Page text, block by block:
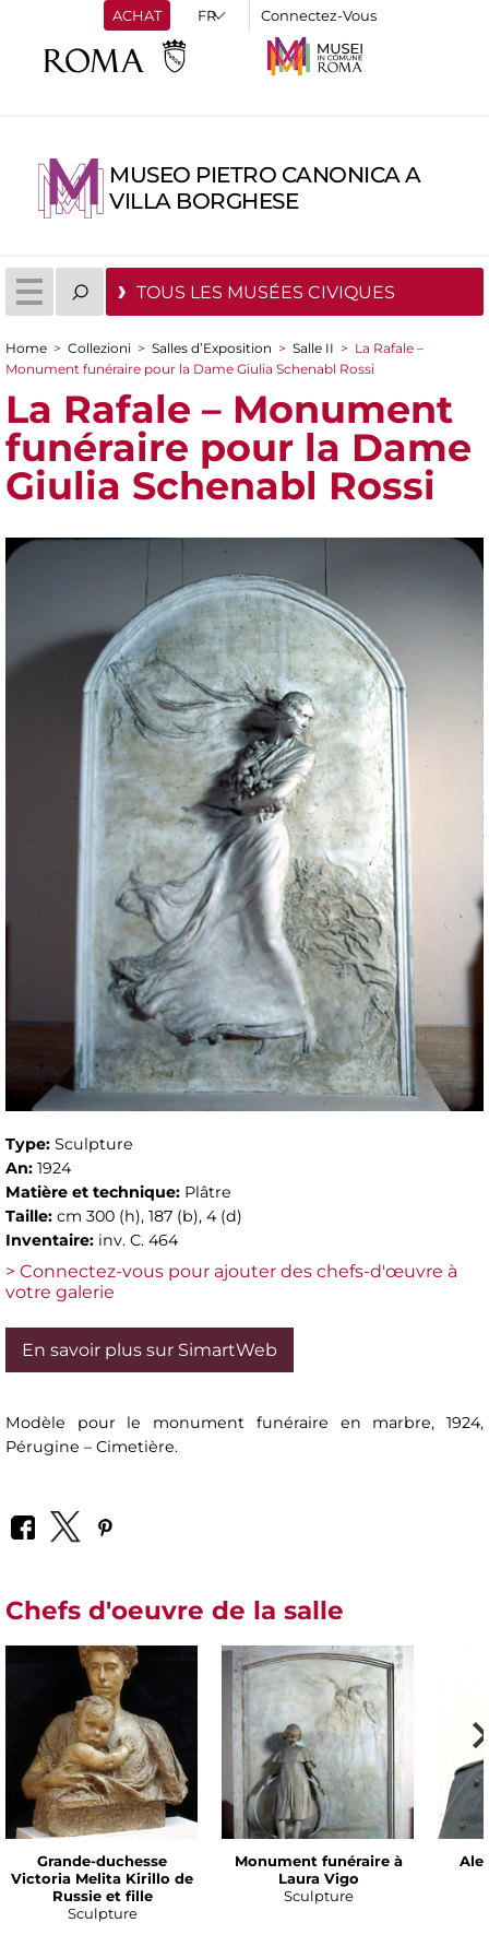
ACHAT Connectez-Vous
MUSEO PIETRO CANONICA A
VILLA BORGHESE
TOUS LES MUSÉES CIVIQUES
You are here
Home > Collezioni > Salles d’Exposition > Salle II > La Rafale –
Monument funéraire pour la Dame Giulia Schenabl Rossi
La Rafale – Monument
funéraire pour la Dame
Giulia Schenabl Rossi
Type: Sculpture
An: 1924
Matière et technique: Plâtre
Taille: cm 300 (h), 187 (b), 4 (d)
Inventaire: inv. C. 464
> Connectez-vous pour ajouter des chefs-d'œuvre à
votre galerie
En savoir plus sur SimartWeb
Modèle pour le monument funéraire en marbre, 1924,
Pérugine – Cimetière.
Chefs d'oeuvre de la salle
Grande-duchesse
Victoria Melita Kirillo de
Russie et fille
Sculpture
Monument funéraire à
Laura Vigo
Sculpture